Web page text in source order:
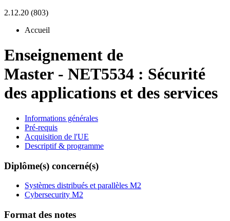
2.12.20 (803)
Accueil
Enseignement de
Master - NET5534 : Sécurité
des applications et des services
Informations générales
Pré-requis
Acquisition de l'UE
Descriptif & programme
Diplôme(s) concerné(s)
Systèmes distribués et parallèles M2
Cybersecurity M2
Format des notes